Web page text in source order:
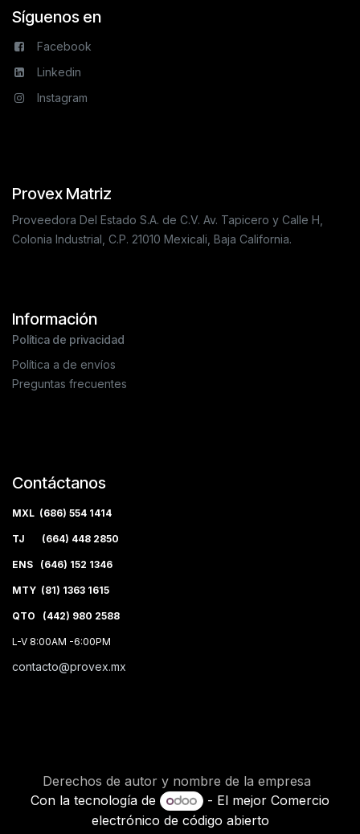
Síguenos en
Facebook
Linkedin
Instagram
Provex Matriz
Proveedora Del Estado S.A. de C.V. Av. Tapicero y Calle H,
Colonia Industrial, C.P. 21010 Mexicali, Baja California.
Información
Política de privacidad
Política a de envíos
Preguntas frecuentes
Contáctanos
MXL (686) 554 1414
TJ (664) 448 2850
ENS (646) 152 1346
MTY (81) 1363 1615
QTO (442) 980 2588
L-V 8:00AM -6:00PM
contacto@provex.mx
Derechos de autor y nombre de la empresa
Con la tecnología de
- El mejorComercio
electrónico de código abierto